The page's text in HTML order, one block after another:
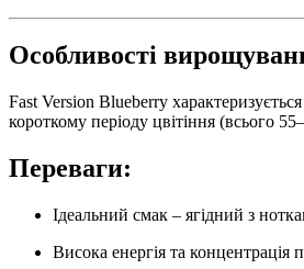
Особливості
Fast Version Blueberry характеризується
короткому періоду цвітіння (всього
Переваги:
Ідеальний смак – ягідний з
Висока енергія та концентрація